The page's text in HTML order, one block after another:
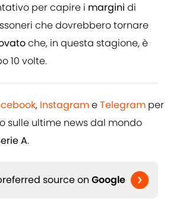
per capire i margini di
che dovrebbero tornare
che, in questa stagione, è
10 volte.
, InstagrameTelegram per
sulle ultime news dal mondo
A.
source on Google